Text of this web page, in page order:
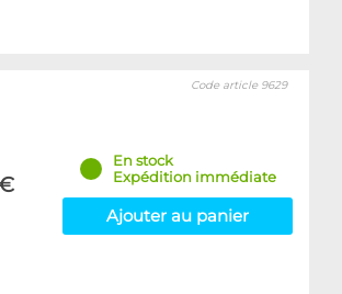
Code article 9629
En stock
Expédition immédiate
Ajouter au panier